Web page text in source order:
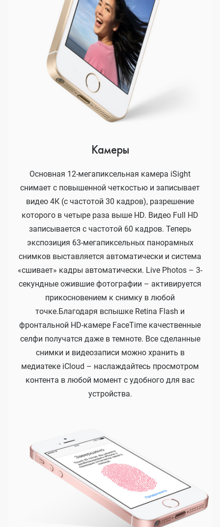
Камеры
Основная 12-мегапиксельная камера iSight
снимает с повышенной четкостью и записывает
видео 4К (с частотой 30 кадров), разрешение
которого в четыре раза выше HD. Видео Full HD
записывается с частотой 60 кадров. Теперь
экспозиция 63-мегапиксельных панорамных
снимков выставляется автоматически и система
«сшивает» кадры автоматически. Live Photos – 3-
секундные ожившие фотографии – активируется
прикосновением к снимку в любой
точке.Благодаря вспышке Retina Flash и
фронтальной HD-камере FaceTime качественные
селфи получатся даже в темноте. Все сделанные
снимки и видеозаписи можно хранить в
медиатеке iCloud – наслаждайтесь просмотром
контента в любой момент с удобного для вас
устройства.